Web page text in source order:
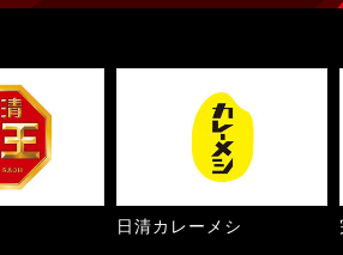
日清カレーメシ